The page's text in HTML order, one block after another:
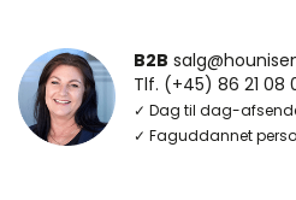
B2B
Tlf. (+45) 86 21 08
✓ Dag til dag-
✓ Faguddannet